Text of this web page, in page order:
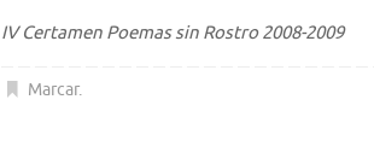
IV Certamen Poemas sin Rostro 2008-2009
Marcar.